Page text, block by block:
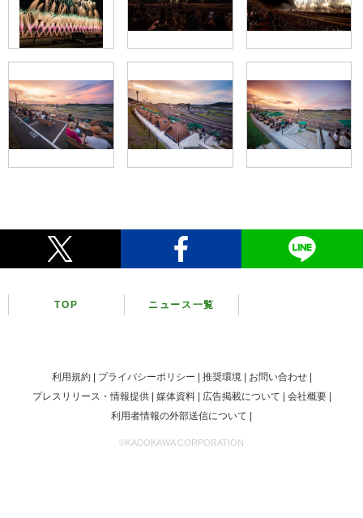
TOP ニュース一覧
利用規約 プライバシーポリシー 推奨環境
お問い合わせ
プレスリリース・情報提供
媒体資料 広告掲載について
会社概要
利用者情報の外部送信について
©KADOKAWA CORPORATION